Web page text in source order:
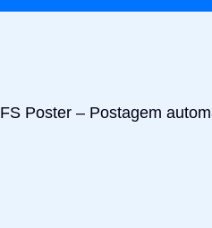
FS Poster – Postagem